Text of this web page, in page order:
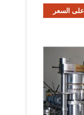
العين من على
السعر